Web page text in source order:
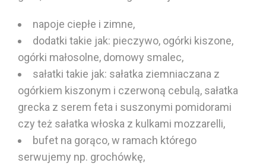
napoje ciepłe i zimne,
dodatki takie jak: pieczywo, ogórki kiszone,
ogórki małosolne, domowy smalec,
sałatki takie jak: sałatka ziemniaczana z
ogórkiem kiszonym i czerwoną cebulą, sałatka
grecka z serem feta i suszonymi pomidorami
czy też sałatka włoska z kulkami mozzarelli,
bufet na gorąco, w ramach którego
serwujemy np. grochówkę,